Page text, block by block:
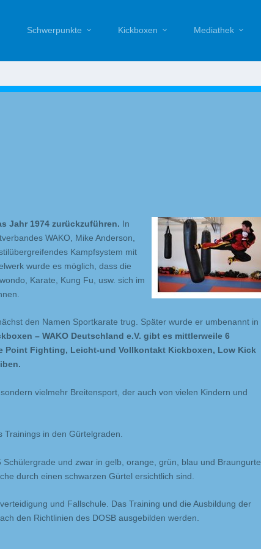
Schwerpunkte Kickboxen Mediathek
Jahr 1974 zurückzuführen. In
WAKO, Mike Anderson,
Kampfsystem mit
wurde es möglich, dass die
Karate, Kung Fu, usw. sich im
den Namen Sportkarate trug. Später wurde er umbenannt in
– WAKO Deutschland e.V. gibt es mittlerweile 6
Point Fighting, Leicht-und Vollkontakt Kickboxen, Low Kick
vielmehr Breitensport, der auch von vielen Kindern und
in den Gürtelgraden.
und zwar in gelb, orange, grün, blau und Braungurte.
durch einen schwarzen Gürtel ersichtlich sind.
und Fallschule. Das Training und die Ausbildung der
den Richtlinien des DOSB ausgebilden werden.